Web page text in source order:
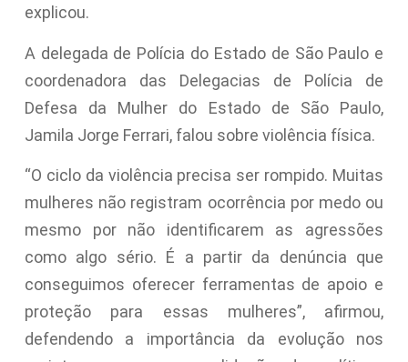
explicou.
A delegada de Polícia do Estado de São Paulo e
coordenadora das Delegacias de Polícia de
Defesa da Mulher do Estado de São Paulo,
Jamila Jorge Ferrari, falou sobre violência física.
“O ciclo da violência precisa ser rompido. Muitas
mulheres não registram ocorrência por medo ou
mesmo por não identificarem as agressões
como algo sério. É a partir da denúncia que
conseguimos oferecer ferramentas de apoio e
proteção para essas mulheres”, afirmou,
defendendo a importância da evolução nos